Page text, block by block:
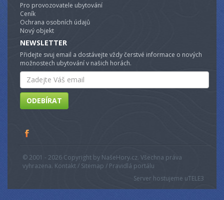
Pro provozovatele ubytování
Ceník
Ochrana osobních údajů
Nový objekt
NEWSLETTER
Přidejte svuj email a dostávejte vždy čerstvé informace o nových
možnostech ubytování v našich horách.
Email
ODEBÍRAT
© 2001 - 2026 Copyright by NašeHory.cz. Všechna práva
vyhrazena. Kontakt / Sitemap / Pravidlá portálu
Server hostujeme uTELE3